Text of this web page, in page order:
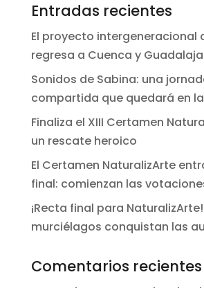
Entradas recientes
El proyecto intergeneracional
regresa a Cuenca y
Sonidos de Sabina: una
compartida que quedará en
Finaliza el XIII Certamen
un rescate heroico
El Certamen NaturalizArte
final: comienzan las
¡Recta final para
murciélagos conquistan las
Comentarios recientes